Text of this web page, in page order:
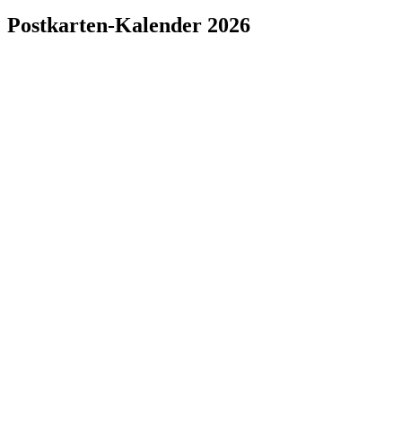
Postkarten-Kalender 2026